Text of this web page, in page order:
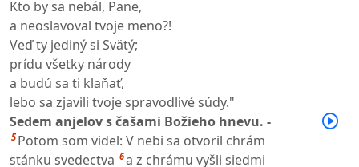
Kto by sa nebál, Pane,
a neoslavoval tvoje meno?!
Veď ty jediný si Svätý;
prídu všetky národy
a budú sa ti klaňať,
lebo sa zjavili tvoje spravodlivé súdy."
Sedem anjelov s čašami Božieho hnevu. -
5 Potom som videl: V nebi sa otvoril chrám
stánku svedectva 6a z chrámu vyšli siedmi